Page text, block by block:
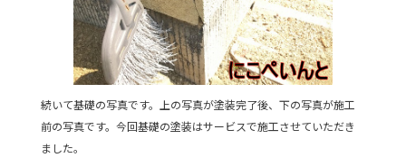
続いて基礎の写真です。上の写真が塗装完了後、下の写真が施工
前の写真です。今回基礎の塗装はサービスで施工させていただき
ました。